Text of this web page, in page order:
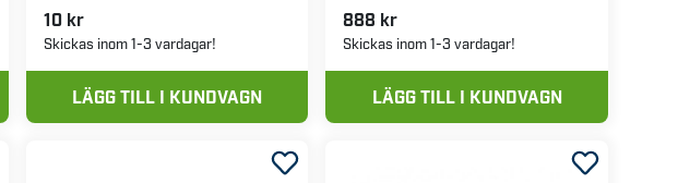
10 kr
Skickas inom 1-3 vardagar!
LÄGG TILL I KUNDVAGN
888 kr
Skickas inom 1-3 vardagar!
LÄGG TILL I KUNDVAGN